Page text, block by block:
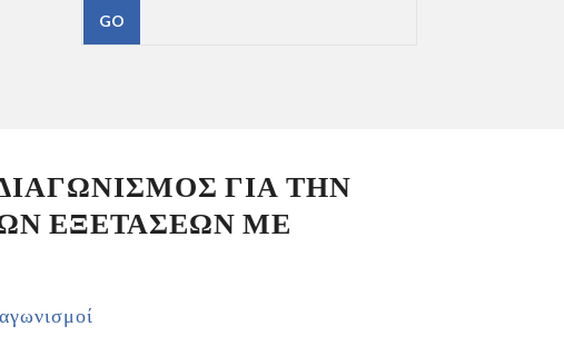
ΓΙΑ ΤΗΝ
ΕΞΕΤΑΣΕΩΝ ΜΕ